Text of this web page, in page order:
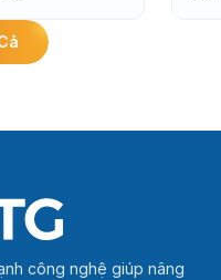
công nghệ giúp nâng